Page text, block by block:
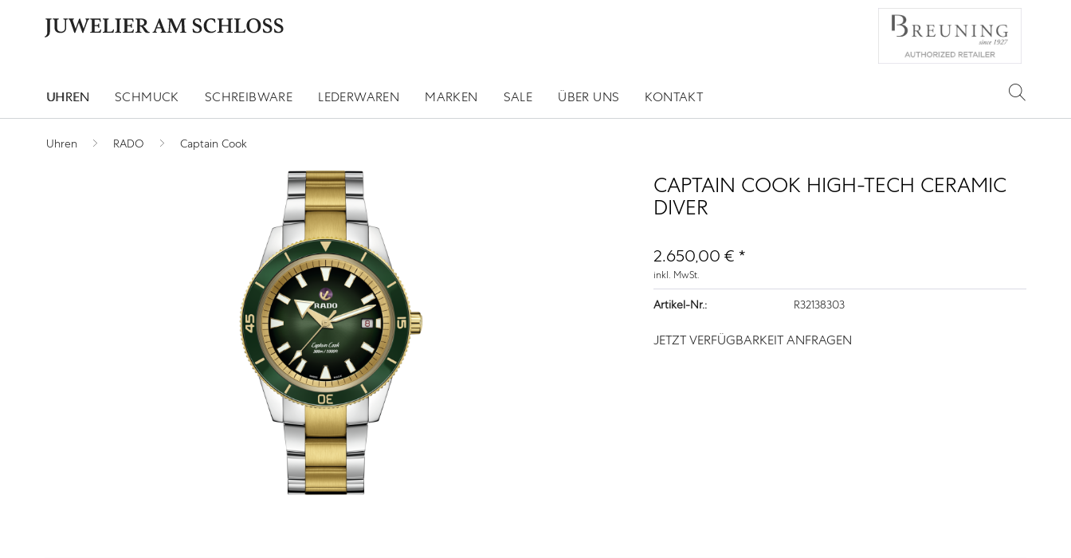
UHREN SCHMUCK SCHREIBWARE LEDERWAREN MARKEN SALE ÜBER UNS KONTAKT
Uhren RADO Captain Cook
CAPTAIN COOK HIGH-TECH CERAMIC
DIVER
2.650,00 € *
inkl. MwSt.
Artikel-Nr.: R32138303
JETZT VERFÜGBARKEIT ANFRAGEN